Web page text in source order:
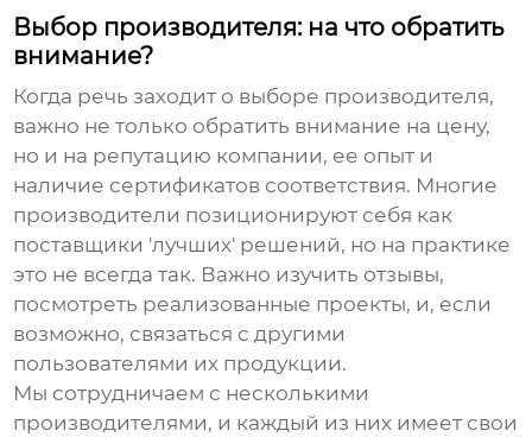
Выбор производителя: на что обратить
внимание?
Когда речь заходит о выборе производителя,
важно не только обратить внимание на цену,
но и на репутацию компании, ее опыт и
наличие сертификатов соответствия. Многие
производители позиционируют себя как
поставщики 'лучших' решений, но на практике
это не всегда так. Важно изучить отзывы,
посмотреть реализованные проекты, и, если
возможно, связаться с другими
пользователями их продукции.
Мы сотрудничаем с несколькими
производителями, и каждый из них имеет свои